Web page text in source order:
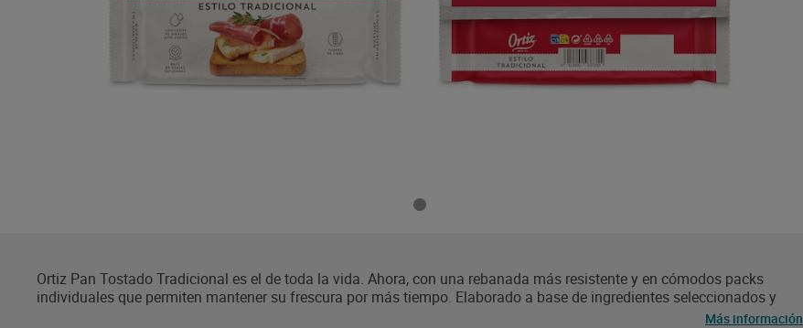
Ortiz Pan Tostado Tradicional es el de toda la vida. Ahora, con una rebanada más resistente y en cómodos packs
individuales que permiten mantener su frescura por más tiempo. Elaborado a base de ingredientes seleccionados y
con un lento y cuidadoso proceso de horneado, los maestros panaderos de Ortiz consiguen un pan tostado sabroso,
Más información